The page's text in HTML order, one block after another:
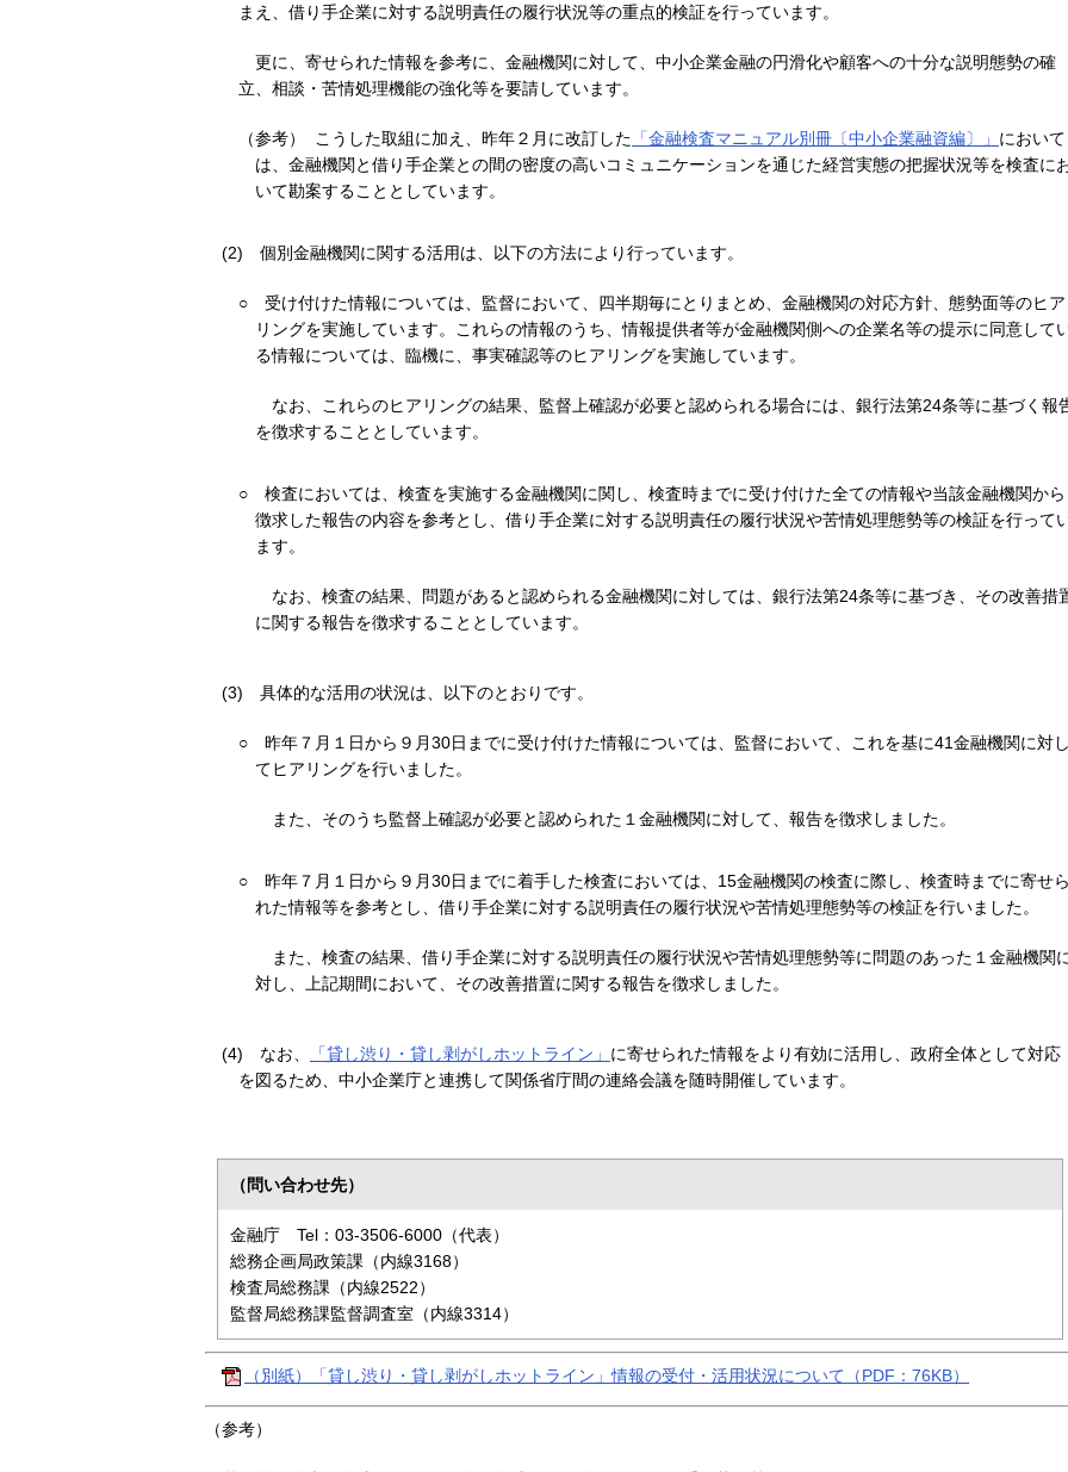
まえ、借り手企業に対する説明責任の履行状況等の重点的検証を行っています。
更に、寄せられた情報を参考に、金融機関に対して、中小企業金融の円滑化や顧客への十分な説明態勢の確
立、相談・苦情処理機能の強化等を要請しています。
（参考） こうした取組に加え、昨年２月に改訂した 「金融検査マニュアル別冊〔中小企業融資編〕」 において
は、金融機関と借り手企業との間の密度の高いコミュニケーションを通じた経営実態の把握状況等を検査に
いて勘案することとしています。
(2) 個別金融機関に関する活用は、以下の方法により行っています。
○
受け付けた情報については、監督において、四半期毎にとりまとめ、金融機関の対応方針、態勢面等のヒア
リングを実施しています。これらの情報のうち、情報提供者等が金融機関側への企業名等の提示に同意して
る情報については、臨機に、事実確認等のヒアリングを実施しています。
なお、これらのヒアリングの結果、監督上確認が必要と認められる場合には、銀行法第24条等に基づく報
を徴求することとしています。
○
検査においては、検査を実施する金融機関に関し、検査時までに受け付けた全ての情報や当該金融機関から
徴求した報告の内容を参考とし、借り手企業に対する説明責任の履行状況や苦情処理態勢等の検証を行って
ます。
なお、検査の結果、問題があると認められる金融機関に対しては、銀行法第24条等に基づき、その改善措
に関する報告を徴求することとしています。
(3) 具体的な活用の状況は、以下のとおりです。
○
昨年７月１日から９月30日までに受け付けた情報については、監督において、これを基に41金融機関に対し
てヒアリングを行いました。
また、そのうち監督上確認が必要と認められた１金融機関に対して、報告を徴求しました。
○
昨年７月１日から９月30日までに着手した検査においては、15金融機関の検査に際し、検査時までに寄せら
れた情報等を参考とし、借り手企業に対する説明責任の履行状況や苦情処理態勢等の検証を行いました。
また、検査の結果、借り手企業に対する説明責任の履行状況や苦情処理態勢等に問題のあった１金融機関
対し、上記期間において、その改善措置に関する報告を徴求しました。
(4) なお、 「貸し渋り・貸し剥がしホットライン」 に寄せられた情報をより有効に活用し、政府全体として対応
を図るため、中小企業庁と連携して関係省庁間の連絡会議を随時開催しています。
（問い合わせ先）
金融庁 Tel：03-3506-6000（代表）
総務企画局政策課（内線3168）
検査局総務課（内線2522）
監督局総務課監督調査室（内線3314）
（別紙）「貸し渋り・貸し剥がしホットライン」情報の受付・活用状況について（PDF：76KB）
（参考）